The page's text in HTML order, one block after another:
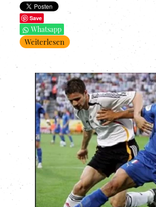
Save
Whatsapp
Weiterlesen